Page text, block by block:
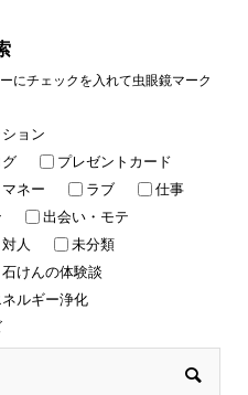
にチェックを入れて虫眼鏡マーク
ョン
プレゼントカード
マネー ラブ
仕事
出会い・モテ
対人
未分類
石けんの体験談
ルギー浄化